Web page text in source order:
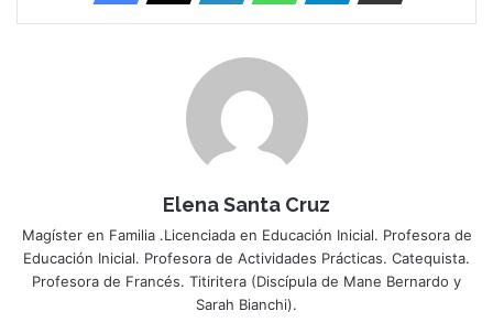
Elena Santa Cruz
Magíster en Familia .Licenciada en Educación Inicial. Profesora de
Educación Inicial. Profesora de Actividades Prácticas. Catequista.
Profesora de Francés. Titiritera (Discípula de Mane Bernardo y
Sarah Bianchi).